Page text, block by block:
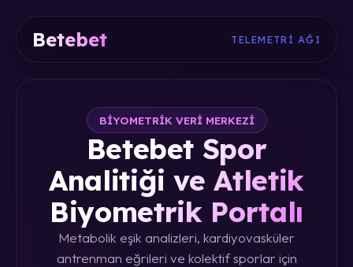
Betebet TELEMETRI AĞI
BIYOMETRIK VERI MERKEZI
Betebet Spor
Analitiği ve Atletik
Biyometrik Portalı
Metabolik eşik analizleri, kardiyovasküler
antrenman eğrileri ve kolektif sporlar için